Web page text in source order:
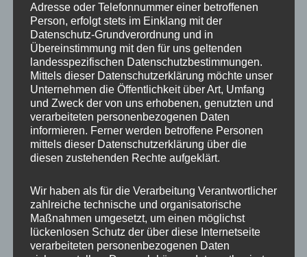
auf
der
Produktseite
gewählt
werden
36,90€
werden
35,00€
Dieses
Produkt
weist
mehrere
auf.
Die
Optionen
können
auf
Handykette JUST MIX
GREY & COOKIE inkl.
DUO Case
Dieses
weist
auf.
auf
Handykette JUST MIX
GREY & FLOWER inkl.
DUO Case
Adresse oder Telefonnummer einer betroffenen
Person, erfolgt stets im Einklang mit der
Datenschutz-Grundverordnung und in
Übereinstimmung mit den für uns geltenden
landesspezifischen Datenschutzbestimmungen.
Mittels dieser Datenschutzerklärung möchte unser
Unternehmen die Öffentlichkeit über Art, Umfang
und Zweck der von uns erhobenen, genutzten und
verarbeiteten personenbezogenen Daten
informieren. Ferner werden betroffene Personen
mittels dieser Datenschutzerklärung über die
diesen zustehenden Rechte aufgeklärt.
Wir haben als für die Verarbeitung Verantwortlicher
zahlreiche technische und organisatorische
Maßnahmen umgesetzt, um einen möglichst
lückenlosen Schutz der über diese Internetseite
verarbeiteten personenbezogenen Daten